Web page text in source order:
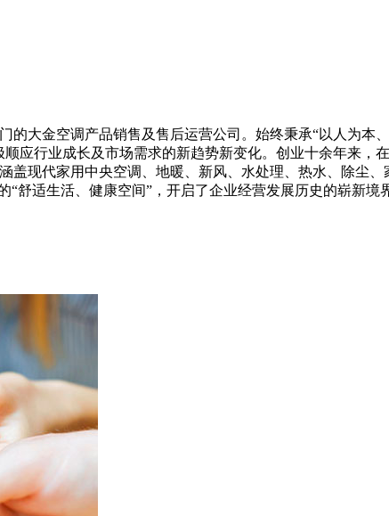
大金空调产品销售及售后运营公司。始终秉承“以人为本
应行业成长及市场需求的新趋势新变化。创业十余年来，
现代家用中央空调、地暖、新风、水处理、热水、除尘
舒适生活、健康空间”，开启了企业经营发展历史的崭新境